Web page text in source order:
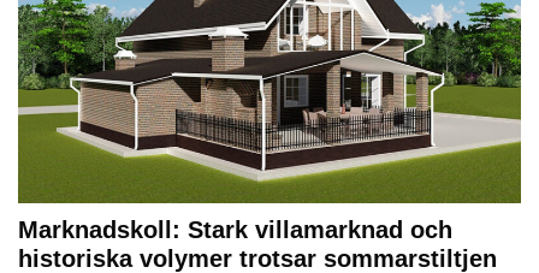
Marknadskoll: Stark villamarknad och
historiska volymer trotsar sommarstiltjen